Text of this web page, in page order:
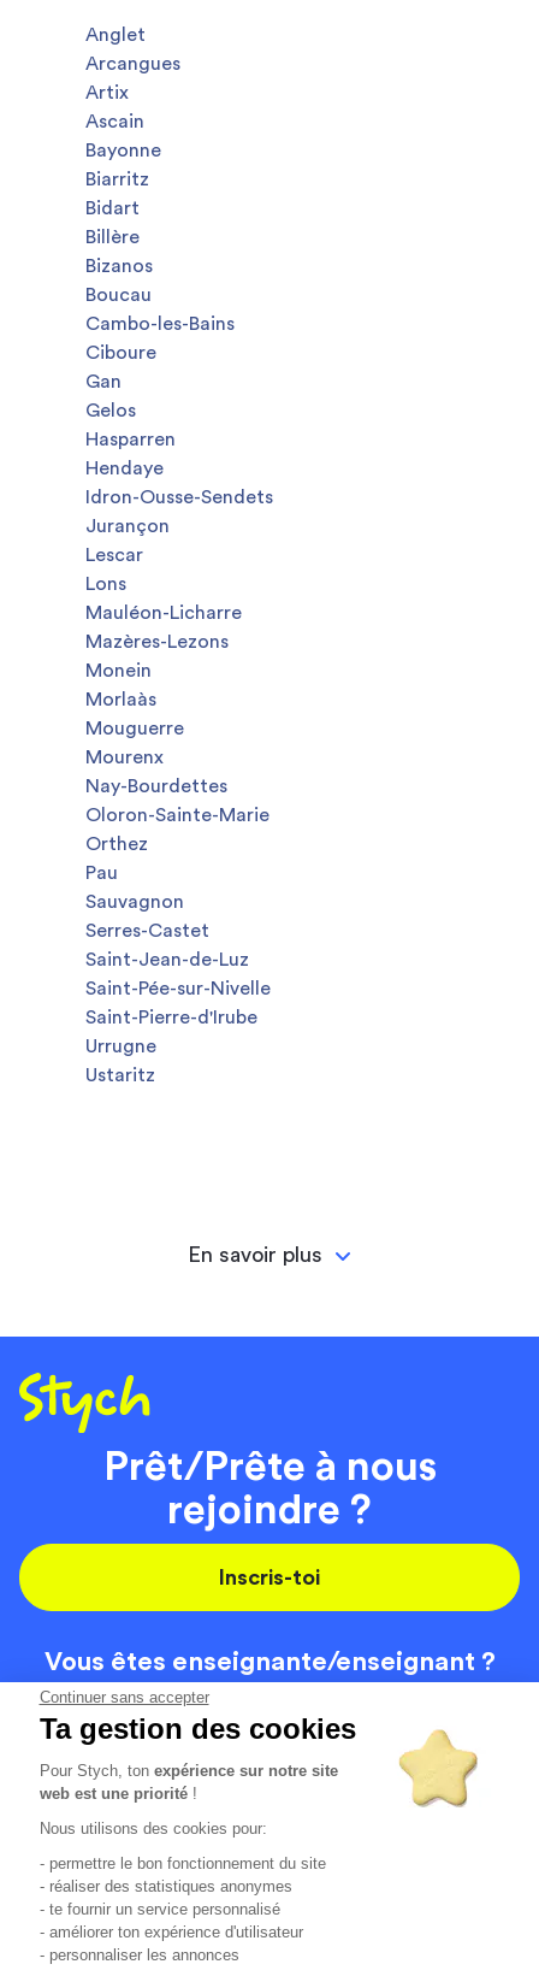
Continuer sans accepter
Ta gestion des cookies
Pour Stych, tonexpérience sur notre site
web est une priorité !
Nous utilisons des cookies pour:
- permettre le bon fonctionnement du site
- réaliser des statistiques anonymes
- te fournir un service personnalisé
- améliorer ton expérience d'utilisateur
- personnaliser les annonces
Anglet
Arcangues
Artix
Ascain
Bayonne
Biarritz
Bidart
Billère
Bizanos
Boucau
Cambo-les-Bains
Ciboure
Gan
Gelos
Hasparren
Hendaye
Idron-Ousse-Sendets
Jurançon
Lescar
Lons
Mauléon-Licharre
Mazères-Lezons
Monein
Morlaàs
Mouguerre
Mourenx
Nay-Bourdettes
Oloron-Sainte-Marie
Orthez
Pau
Sauvagnon
Serres-Castet
Saint-Jean-de-Luz
Saint-Pée-sur-Nivelle
Saint-Pierre-d'Irube
Urrugne
Ustaritz
En savoir plus
Prêt/Prête à nous
rejoindre ?
Inscris-toi
Vous êtes enseignante/enseignant ?
On recrute
Code de la route
Localisation
Contact
Tous les avis clients4.6/5 (51125 avis publiés)